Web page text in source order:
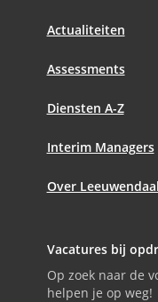
Actualiteiten
Assessments
Diensten A-Z
Interim Managers
Over Leeuwendaal
Vacatures bij
Op zoek naar de
helpen je op weg!